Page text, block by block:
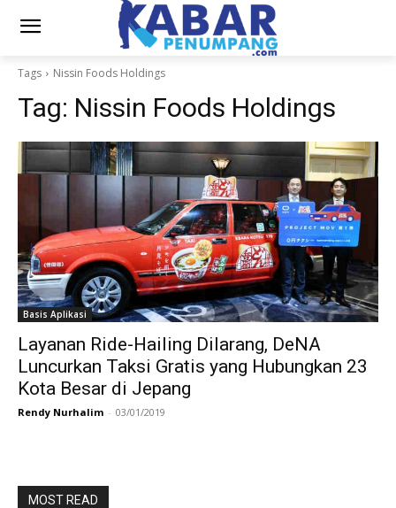
Tags Nissin Foods Holdings
Tag: Nissin Foods Holdings
Basis Aplikasi
Layanan Ride-Hailing Dilarang, DeNA
Luncurkan Taksi Gratis yang Hubungkan 23
Kota Besar di Jepang
Rendy Nurhalim - 03/01/2019
MOST READ